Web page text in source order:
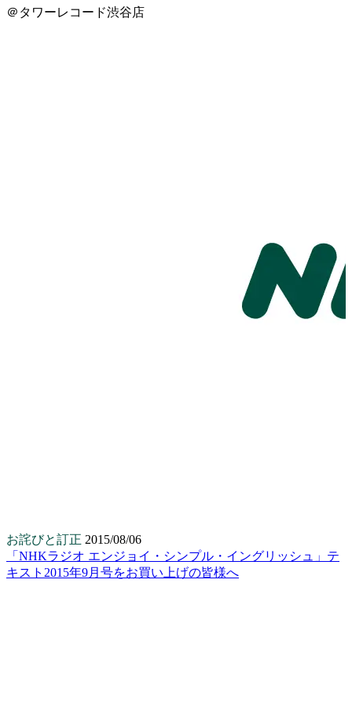
＠タワーレコード渋谷店
お詫びと訂正 2015/08/06
「NHKラジオ エンジョイ・シンプル・イングリッシュ」テ
キスト2015年9月号をお買い上げの皆様へ